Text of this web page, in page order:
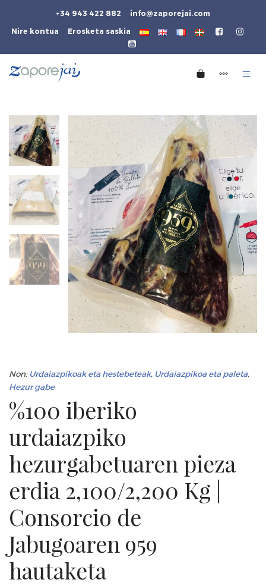
+34 943 422 882 info@zaporejai.com
Nire kontua Erosketa saskia
Non: Urdaiazpikoak eta hestebeteak, Urdaiazpikoa eta paleta,
Hezur gabe
%100 iberiko
urdaiazpiko
hezurgabetuaren pieza
erdia 2,100/2,200 Kg |
Consorcio de
Jabugoaren 959
hautaketa